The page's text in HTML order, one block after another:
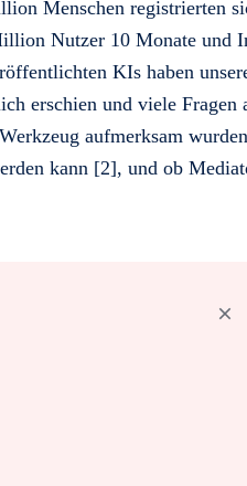
Menschen registrierten
Nutzer 10 Monate und
KIs haben
erschien und viele Fragen
aufmerksam
kann [2], und ob